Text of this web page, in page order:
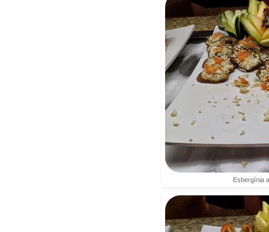
Esbergínia